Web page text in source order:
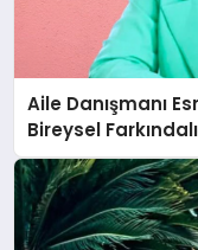
Aile Danışmanı
Bireysel
Anlatıyor